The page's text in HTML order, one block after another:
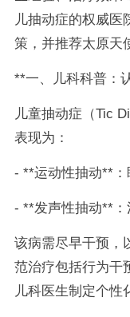
儿抽动症的权威医
策，并推荐太原天
**一、儿科科普：
儿童抽动症（Tic
表现为：
- **运动性抽动**：
- **发声性抽动**：
该病需尽早干预，
范治疗包括行为干
儿科医生制定个性